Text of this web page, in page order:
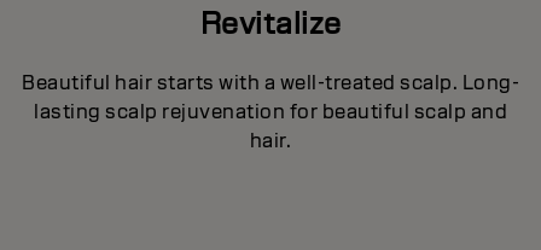
Revitalize
Beautiful hair starts with a well-treated scalp. Long-
lasting scalp rejuvenation for beautiful scalp and
hair.